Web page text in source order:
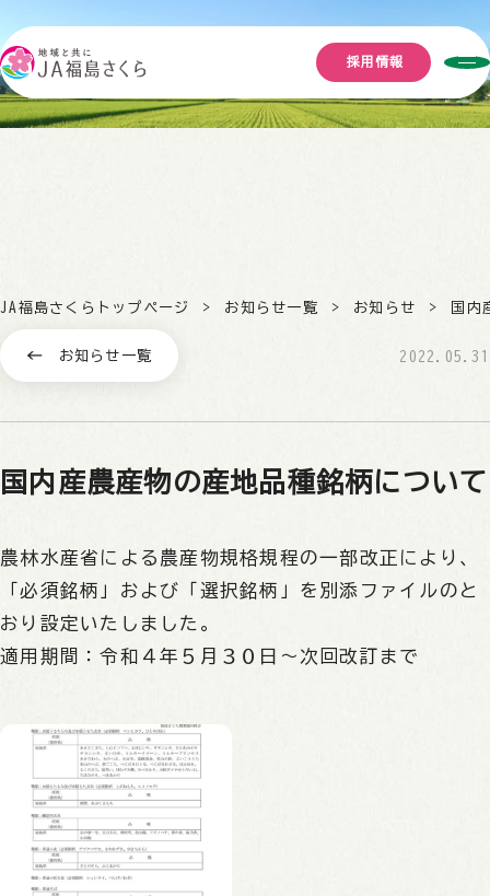
採用情報
JA福島さくらトップページ お知らせ一覧 お知らせ 国内
お知らせ一覧 2022.05.31
国内産農産物の産地品種銘柄について
農林水産省による農産物規格規程の一部改正により、
「必須銘柄」および「選択銘柄」を別添ファイルのと
おり設定いたしました。
適用期間：令和４年５月３０日～次回改訂まで